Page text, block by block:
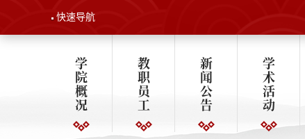
快速导航
学
院
概
况
教
职
员
工
新
闻
公
告
学
术
活
动